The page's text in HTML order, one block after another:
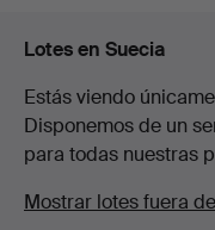
Lotes en Suecia
Estás viendo
Disponemos de un
para todas nuestras
Mostrar lotes fuera